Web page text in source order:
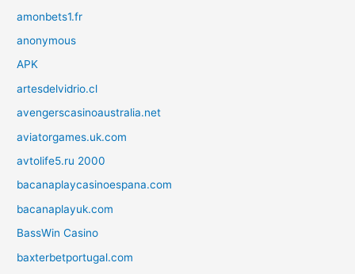
amonbets1.fr
anonymous
APK
artesdelvidrio.cl
avengerscasinoaustralia.net
aviatorgames.uk.com
avtolife5.ru 2000
bacanaplaycasinoespana.com
bacanaplayuk.com
BassWin Casino
baxterbetportugal.com